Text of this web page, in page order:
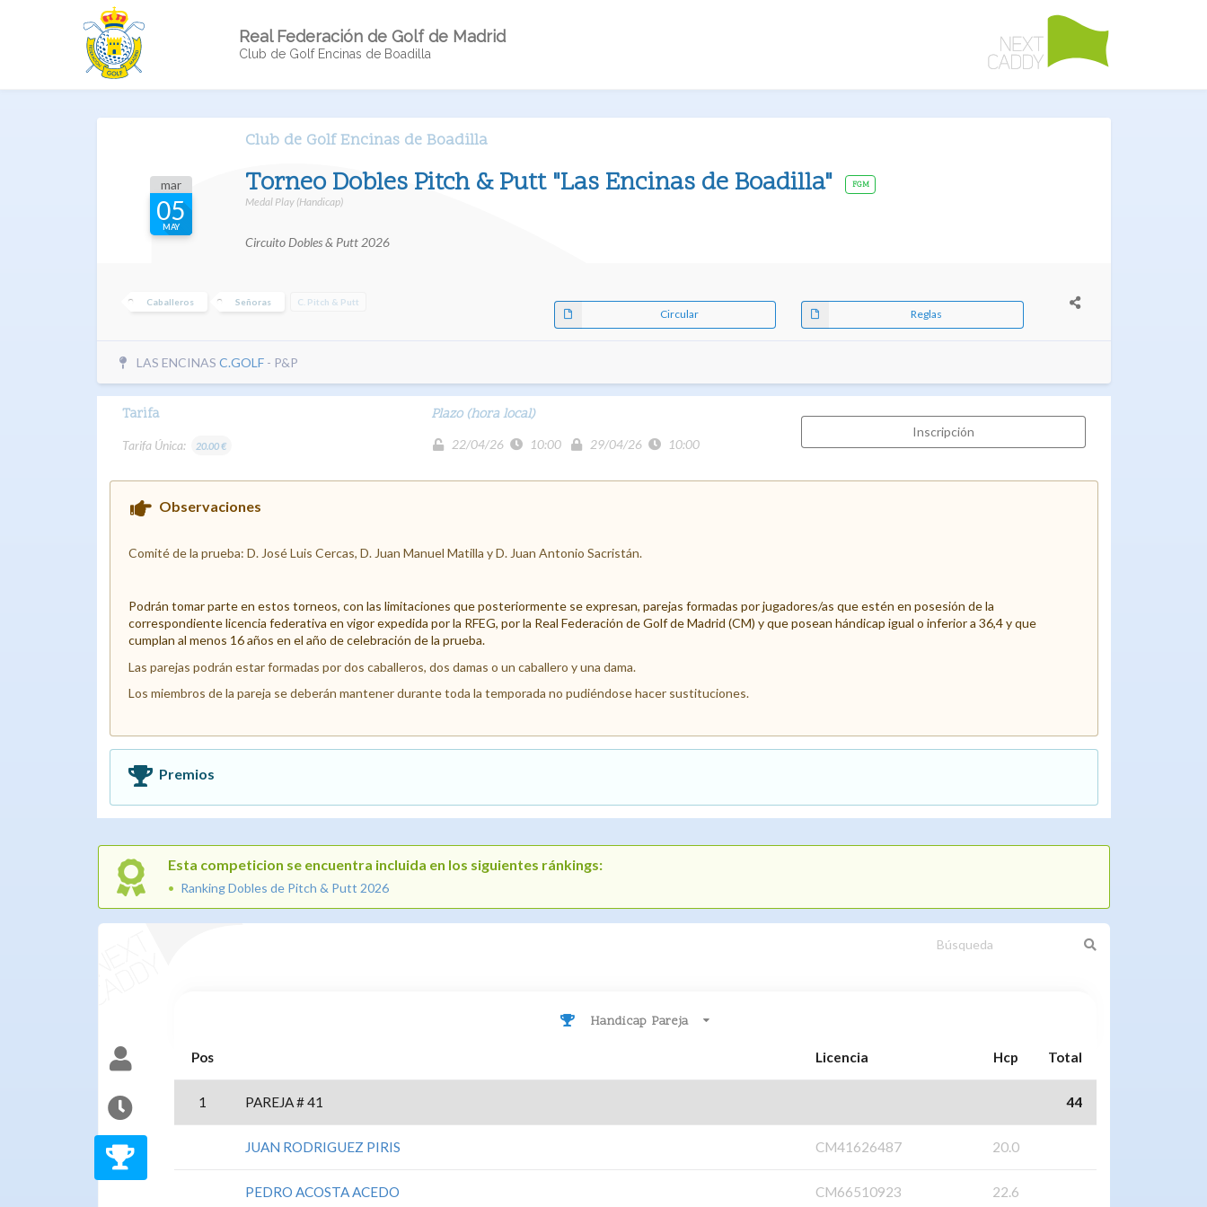
Real Federación de Golf de Madrid
Club de Golf Encinas de Boadilla
Club de Golf Encinas de Boadilla
mar
05
MAY
Torneo Dobles Pitch & Putt "Las Encinas de Boadilla" FGM
Medal Play (Handicap)
Circuito Dobles & Putt 2026
Caballeros Señoras C. Pitch & Putt
Circular Reglas
LAS ENCINAS C.GOLF- P&P
Tarifa
Tarifa Única: 20.00 €
Plazo (hora local)
22/04/26 10:00 29/04/26 10:00
Inscripción
Observaciones
Comité de la prueba: D. José Luis Cercas, D. Juan Manuel Matilla y D. Juan Antonio Sacristán.
Podrán tomar parte en estos torneos, con las limitaciones que posteriormente se expresan, parejas formadas por jugadores/as que estén en posesión de la
correspondiente licencia federativa en vigor expedida por la RFEG, por la Real Federación de Golf de Madrid (CM) y que posean hándicap igual o inferior a 36,4 y que
cumplan al menos 16 años en el año de celebración de la prueba.
Las parejas podrán estar formadas por dos caballeros, dos damas o un caballero y una dama.
Los miembros de la pareja se deberán mantener durante toda la temporada no pudiéndose hacer sustituciones.
Premios
Esta competicion se encuentra incluida en los siguientes ránkings:
Ranking Dobles de Pitch & Putt 2026
Handicap Pareja
Pos Licencia Hcp Total
1 PAREJA # 41 44
JUAN RODRIGUEZ PIRIS CM41626487 20.0
PEDRO ACOSTA ACEDO CM66510923 22.6